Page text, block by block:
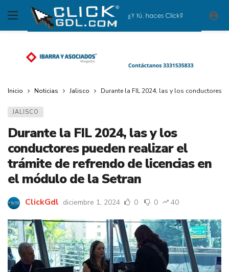
Inicio Noticias Jalisco Durante la FIL 2024, las y los conductores
JALISCO
Durante la FIL 2024, las y los
conductores pueden realizar el
trámite de refrendo de licencias en
el módulo de la Setran
ClickGdl diciembre 1, 2024 0 0 40